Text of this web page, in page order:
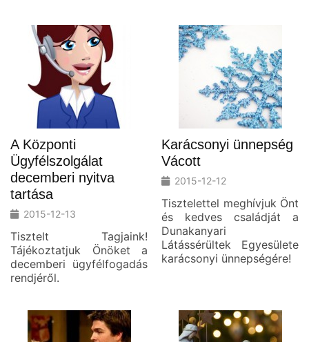
A Központi
Ügyfélszolgálat
decemberi nyitva
tartása
2015-12-13
Tisztelt Tagjaink!
Tájékoztatjuk Önöket a
decemberi ügyfélfogadás
rendjéről.
Karácsonyi ünnepség
Vácott
2015-12-12
Tisztelettel meghívjuk Önt
és kedves családját a
Dunakanyari
Látássérültek Egyesülete
karácsonyi ünnepségére!